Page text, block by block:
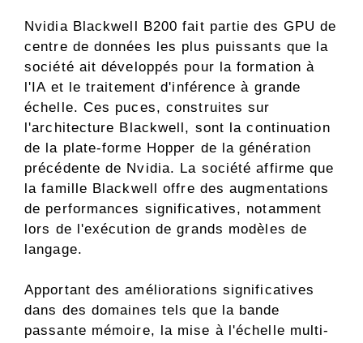
Nvidia Blackwell B200 fait partie des GPU de
centre de données les plus puissants que la
société ait développés pour la formation à
l'IA et le traitement d'inférence à grande
échelle. Ces puces, construites sur
l'architecture Blackwell, sont la continuation
de la plate-forme Hopper de la génération
précédente de Nvidia. La société affirme que
la famille Blackwell offre des augmentations
de performances significatives, notamment
lors de l'exécution de grands modèles de
langage.
Apportant des améliorations significatives
dans des domaines tels que la bande
passante mémoire, la mise à l'échelle multi-